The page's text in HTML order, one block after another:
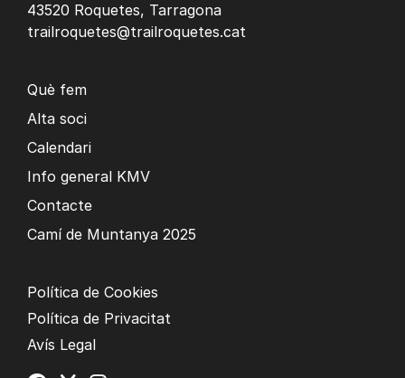
43520 Roquetes, Tarragona
trailroquetes@trailroquetes.cat
Què fem
Alta soci
Calendari
Info general KMV
Contacte
Camí de Muntanya 2025
Política de Cookies
Política de Privacitat
Avís Legal